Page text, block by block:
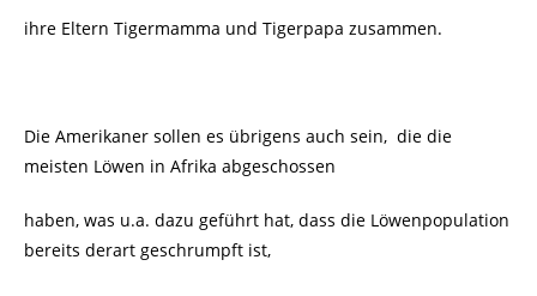
ihre Eltern Tigermamma und Tigerpapa zusammen.
Die Amerikaner sollen es übrigens auch sein, die die
meisten Löwen in Afrika abgeschossen
haben, was u.a. dazu geführt hat, dass die Löwenpopulation
bereits derart geschrumpft ist,